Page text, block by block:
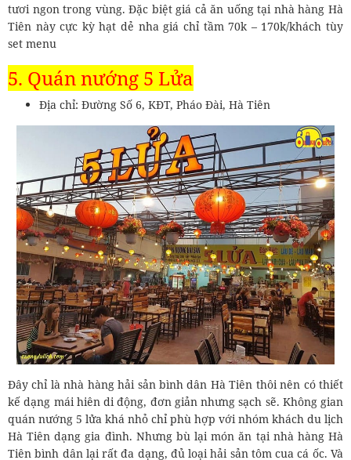
tươi ngon trong vùng. Đặc biệt giá cả ăn uống tại nhà hàng Hà
Tiên này cực kỳ hạt dẻ nha giá chỉ tầm 70k – 170k/khách tùy
set menu
5. Quán nướng 5 Lửa
Địa chỉ: Đường Số 6, KĐT, Pháo Đài, Hà Tiên
Đây chỉ là nhà hàng hải sản bình dân Hà Tiên thôi nên có thiết
kế dạng mái hiên di động, đơn giản nhưng sạch sẽ. Không gian
quán nướng 5 lửa khá nhỏ chỉ phù hợp với nhóm khách du lịch
Hà Tiên dạng gia đình. Nhưng bù lại món ăn tại nhà hàng Hà
Tiên bình dân lại rất đa dạng, đủ loại hải sản tôm cua cá ốc. Và